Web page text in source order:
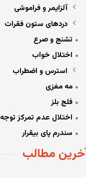
آلزایمر و فراموشی
دردهای ستون فقرات
تشنج و صرع
اختلال خواب
استرس و اضطراب
مه مغزی
فلج بلز
اختلال عدم تمرکز توجه
سندرم پای بیقرار
مطالب